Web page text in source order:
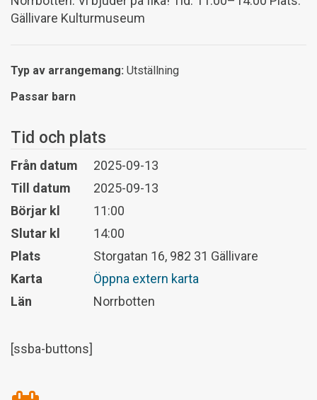
Gällivare Kulturmuseum
Typ av arrangemang: Utställning
Passar barn
Tid och plats
Från datum
2025-09-13
Till datum
2025-09-13
Börjar kl
11:00
Slutar kl
14:00
Plats
Storgatan 16, 982 31 Gällivare
Karta
Öppna extern karta
Län
Norrbotten
[ssba-buttons]